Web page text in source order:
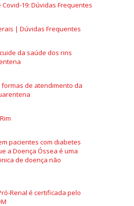
Covid-19: Dúvidas Frequentes
| Dúvidas Frequentes
da saúde dos rins
de atendimento da
pacientes com diabetes
a Doença Óssea é uma
de doença não
Renal é certificada pelo